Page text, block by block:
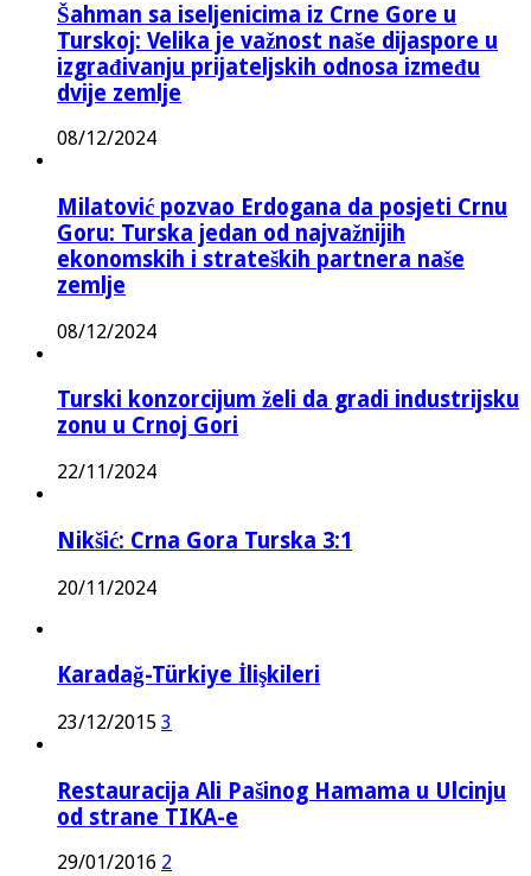
Šahman sa iseljenicima iz Crne Gore u
Turskoj: Velika je važnost naše dijaspore u
izgrađivanju prijateljskih odnosa između
dvije zemlje
08/12/2024
Milatović pozvao Erdogana da posjeti Crnu
Goru: Turska jedan od najvažnijih
ekonomskih i strateških partnera naše
zemlje
08/12/2024
Turski konzorcijum želi da gradi industrijsku
zonu u Crnoj Gori
22/11/2024
Nikšić: Crna Gora Turska 3:1
20/11/2024
Karadağ-Türkiye İlişkileri
23/12/2015 3
Restauracija Ali Pašinog Hamama u Ulcinju
od strane TIKA-e
29/01/2016 2